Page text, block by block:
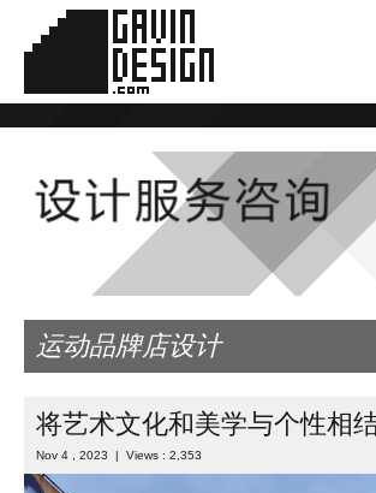
运动品牌店设计
将艺术文化和美学与个性相
Nov 4 , 2023 | Views : 2,353